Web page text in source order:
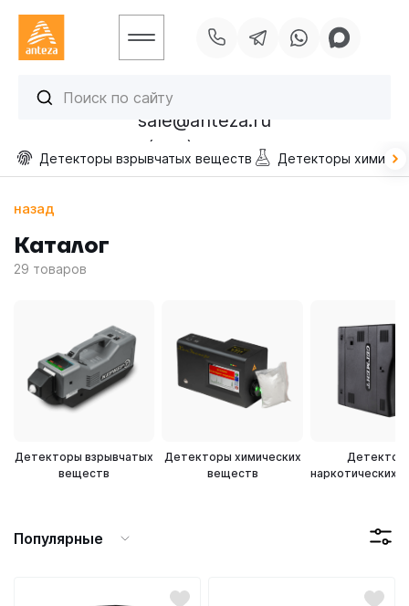
УСЛУГИ
ОТРАСЛИ
sale@anteza.ru
+7 (495) 256-13-40
Детекторы взрывчатых веществ Детекторы
Каталог
29 товаров
назад
Популярные
Детекторы взрывчатых
веществ
Детекторы химических
веществ
наркотических